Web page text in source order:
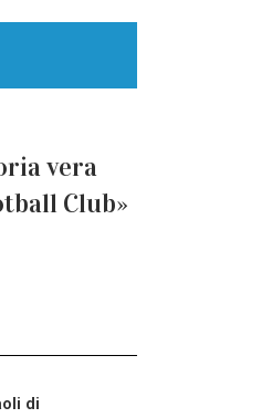
vera
Club»
di